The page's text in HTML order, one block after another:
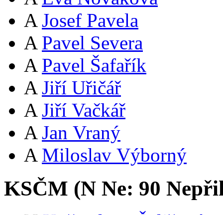
A Josef Pavela
A Pavel Severa
A Pavel Šafařík
A Jiří Uřičář
A Jiří Vačkář
A Jan Vraný
A Miloslav Výborný
KSČM (N Ne: 90